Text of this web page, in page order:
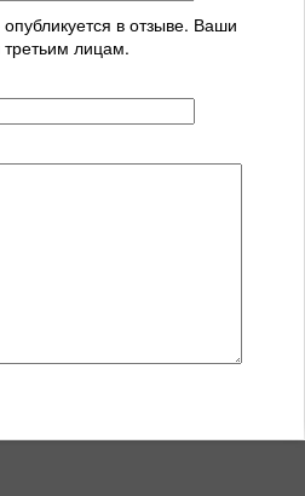
в отзыве. Ваши
лицам.